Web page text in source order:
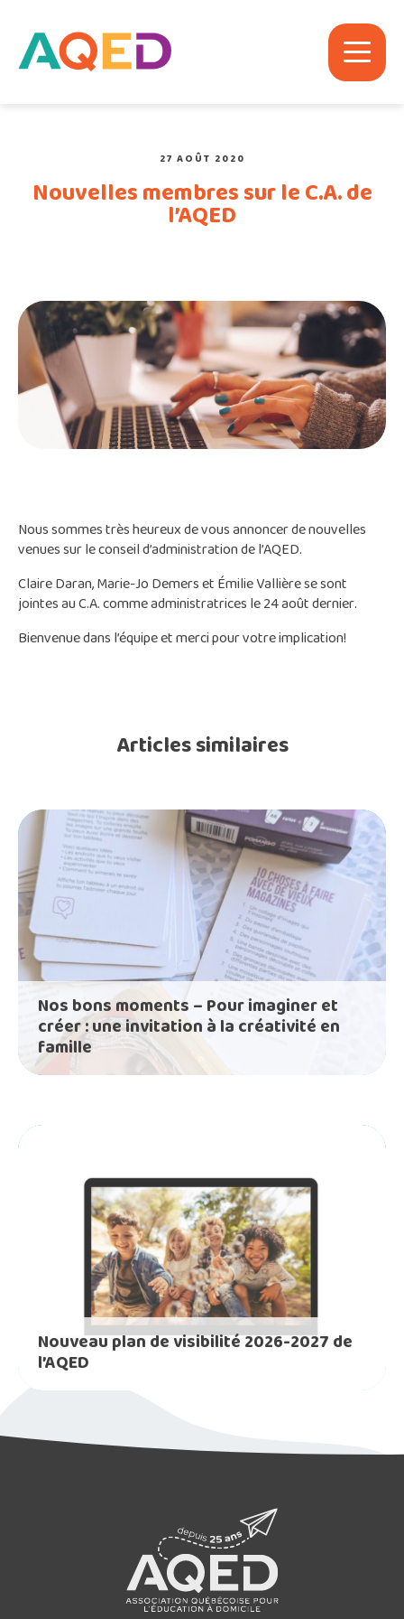
27 AOÛT 2020
Nouvelles membres sur le C.A. de
l’AQED
Nous sommes très heureux de vous annoncer de nouvelles
venues sur le conseil d’administration de l’AQED.
Claire Daran, Marie-Jo Demers et Émilie Vallière se sont
jointes au C.A. comme administratrices le 24 août dernier.
Bienvenue dans l’équipe et merci pour votre implication!
Articles similaires
Nos bons moments – Pour imaginer et
créer : une invitation à la créativité en
famille
Nouveau plan de visibilité 2026-2027 de
l’AQED